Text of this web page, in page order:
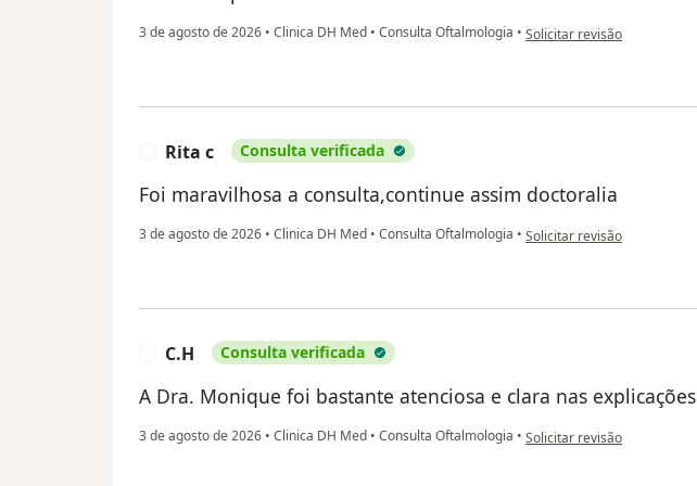
3 de agosto de 2026 • Clinica DH Med • Consulta Oftalmologia • na opinião do utilizador C.B
Solicitar revisão
Rita c Consulta verificada
Foi maravilhosa a consulta,continue assim doctoralia
3 de agosto de 2026 • Clinica DH Med • Consulta Oftalmologia • na opinião do utilizador Rita c
Solicitar revisão
C.H Consulta verificada
A Dra. Monique foi bastante atenciosa e clara nas explicações
3 de agosto de 2026 • Clinica DH Med • Consulta Oftalmologia • na opinião do utilizador C.H
Solicitar revisão